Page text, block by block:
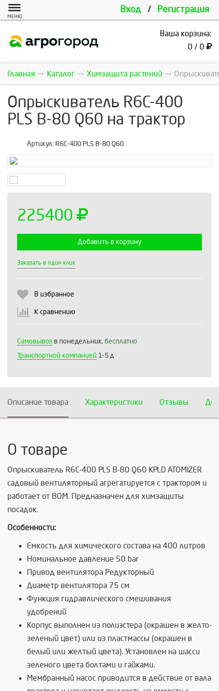
Вход / Регистрация
МЕНЮ
Ваша корзина:
0 / 0
Главная Каталог Химзащита растений
Опрыскиватель R6C-400
PLS B-80 Q60 на трактор
Артикул: R6C-400 PLS B-80 Q60
225400
Добавить в корзину
Заказать в один клик
В избранное
К сравнению
Самовывоз в понедельник, бесплатно
Транспортной компанией 1-5 д
Описание товара Характеристики Отзывы
О товаре
Опрыскиватель R6C-400 PLS B-80 Q60 KPLD ATOMIZER
садовый вентиляторный агрегатируется с трактором и
работает от ВОМ. Предназначен для химзащиты
посадок.
Особенности:
Емкость для химического состава на 400 литров
Номинальное давление 50 bar
Привод вентилятора Редукторный
Диаметр вентилятора 75 см
Функция гидравлического смешивания
удобрений
Корпус выполнен из полиэстера (окрашен в желто-
зеленый цвет) или из пластмассы (окрашен в
белый или желтый цвета). Установлен на шасси
зеленого цвета болтами и гайками.
Мембранный насос приводится в действие от вала